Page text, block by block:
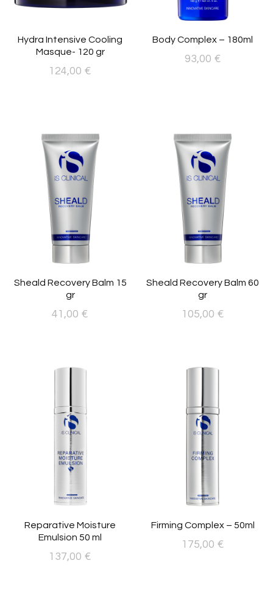
Hydra Intensive Cooling
Masque- 120 gr
124,00 €
Body Complex – 180ml
93,00 €
Sheald Recovery Balm 15
gr
41,00 €
Sheald Recovery Balm 60
gr
105,00 €
Reparative Moisture
Emulsion 50 ml
137,00 €
Firming Complex – 50ml
175,00 €